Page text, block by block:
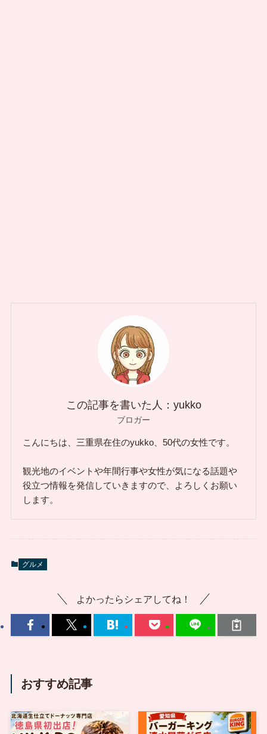
この記事を書いた人：yukko
ブロガー
こんにちは、三重県在住のyukko、50代の女性です。
観光地のイベントや年間行事や女性が気になる話題や
役立つ情報を発信していきますので、よろしくお願い
します。
グルメ
よかったらシェアしてね！
おすすめ記事